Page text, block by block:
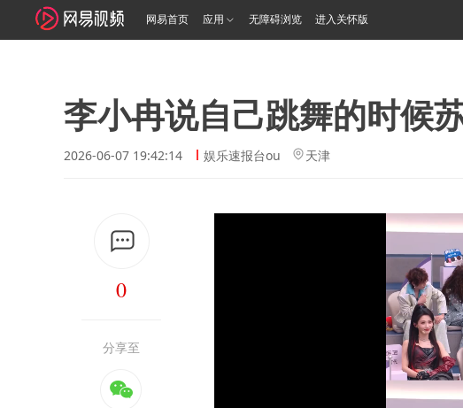
网易首页 应用 无障碍浏览 进入关怀版
李小冉说自己跳舞的时候
2026-06-07 19:42:14 娱乐速报台ou 天津
0
分享至